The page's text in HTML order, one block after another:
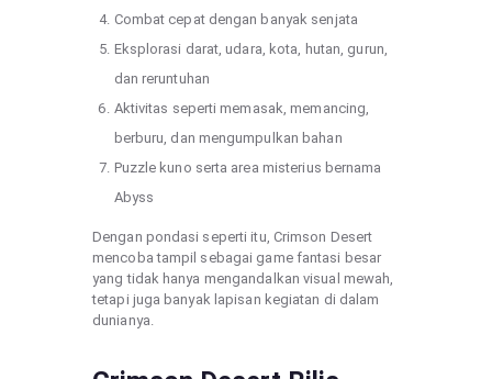
Combat cepat dengan banyak senjata
Eksplorasi darat, udara, kota, hutan, gurun,
dan reruntuhan
Aktivitas seperti memasak, memancing,
berburu, dan mengumpulkan bahan
Puzzle kuno serta area misterius bernama
Abyss
Dengan pondasi seperti itu, Crimson Desert
mencoba tampil sebagai game fantasi besar
yang tidak hanya mengandalkan visual mewah,
tetapi juga banyak lapisan kegiatan di dalam
dunianya.